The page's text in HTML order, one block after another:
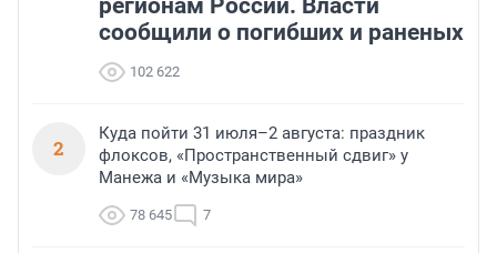
сообщили о погибших и раненых
102 622
2
Куда пойти 31 июля–2 августа: праздник
флоксов, «Пространственный сдвиг» у
Манежа и «Музыка мира»
78 645 7